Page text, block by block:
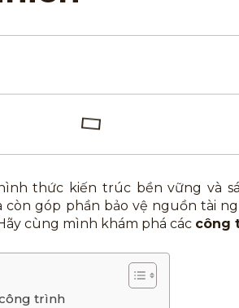
thức kiến trúc bền vững và
góp phần bảo vệ nguồn tài
cùng mình khám phá các công
trình